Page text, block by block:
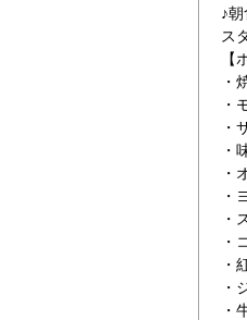
♪
ス
【
・
・
・
・
・
・
・
・
・
・
・